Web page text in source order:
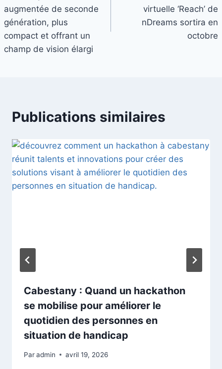
l’article
augmentée de seconde
génération, plus
compact et offrant un
champ de vision élargi
virtuelle ‘Reach’ de
nDreams sortira en
octobre
Publications similaires
Cabestany : Quand un hackathon
se mobilise pour améliorer le
quotidien des personnes en
situation de handicap
Paradmin avril 19, 2026